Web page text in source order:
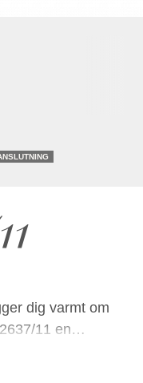
dig varmt om
11 en
och långkok –